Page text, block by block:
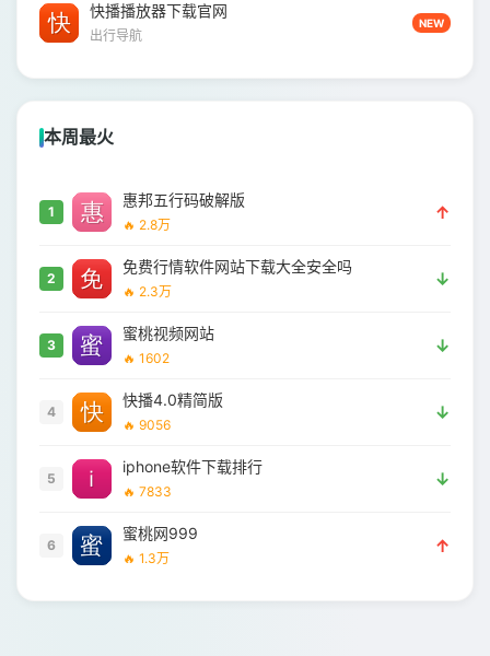
快播播放器下载官网
出行导航
NEW
本周最火
1
惠邦五行码破解版
🔥 2.8万
↑
2
免费行情软件网站下载大全安全吗
🔥 2.3万
↓
3
蜜桃视频网站
🔥 1602
↓
4
快播4.0精简版
🔥 9056
↓
5
iphone软件下载排行
🔥 7833
↓
6
蜜桃网999
🔥 1.3万
↑